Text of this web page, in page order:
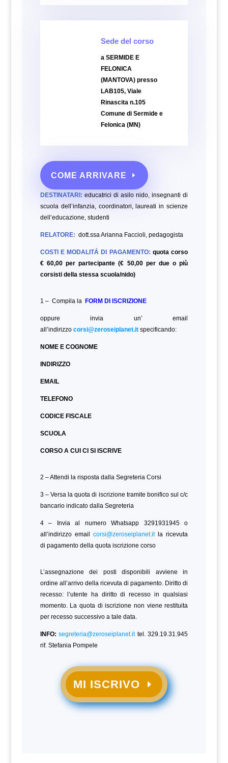
Sede del corso
a SERMIDE E
FELONICA
(MANTOVA) presso
LAB105, Viale
Rinascita n.105
Comune di Sermide e
Felonica (MN)
COME ARRIVARE
DESTINATARI: educatrici di asilo nido, insegnanti di
scuola dell’infanzia, coordinatori, laureati in scienze
dell’educazione, studenti
RELATORE: dott.ssa Arianna Faccioli, pedagogista
COSTI E MODALITÁ DI PAGAMENTO: quota corso
€ 60,00 per partecipante (€ 50,00 per due o più
corsisti della stessa scuola/nido)
1 – Compila la FORM DI ISCRIZIONE
oppure invia un’ email
all’indirizzo corsi@zeroseiplanet.itspecificando:
NOME E COGNOME
INDIRIZZO
EMAIL
TELEFONO
CODICE FISCALE
SCUOLA
CORSO A CUI CI SI ISCRIVE
2 – Attendi la risposta dalla Segreteria Corsi
3 – Versa la quota di iscrizione tramite bonifico sul c/c
bancario indicato dalla Segreteria
4 – Invia al numero Whatsapp 3291931945 o
all’indirizzo email corsi@zeroseiplanet.itla ricevuta
di pagamento della quota iscrizione corso
L’assegnazione dei posti disponibili avviene in
ordine all’arrivo della ricevuta di pagamento. Diritto di
recesso: l’utente ha diritto di recesso in qualsiasi
momento. La quota di iscrizione non viene restituita
per recesso successivo a tale data.
INFO: segreteria@zeroseiplanet.ittel. 329.19.31.945
rif. Stefania Pompele
MI ISCRIVO